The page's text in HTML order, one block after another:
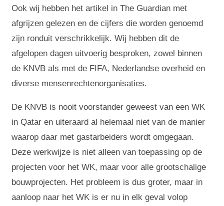
Ook wij hebben het artikel in The Guardian met
afgrijzen gelezen en de cijfers die worden genoemd
zijn ronduit verschrikkelijk. Wij hebben dit de
afgelopen dagen uitvoerig besproken, zowel binnen
de KNVB als met de FIFA, Nederlandse overheid en
diverse mensenrechtenorganisaties.
De KNVB is nooit voorstander geweest van een WK
in Qatar en uiteraard al helemaal niet van de manier
waarop daar met gastarbeiders wordt omgegaan.
Deze werkwijze is niet alleen van toepassing op de
projecten voor het WK, maar voor alle grootschalige
bouwprojecten. Het probleem is dus groter, maar in
aanloop naar het WK is er nu in elk geval volop